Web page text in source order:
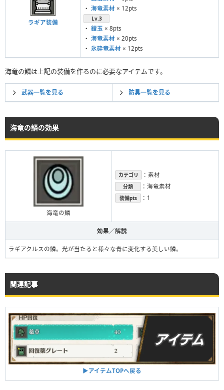
ラギア装備
・ 海竜素材 × 12pts
Lv.3
・ 鎧玉 × 8pts
・ 海竜素材 × 20pts
・ 氷砕竜素材 × 12pts
海竜の鱗は上記の装備を作るのに必要なアイテムです。
武器一覧を見る 防具一覧を見る
海竜の鱗の効果
海竜の鱗
カテゴリ ：素材
分類 ：海竜素材
装備pts ：1
効果／解説
ラギアクルスの鱗。光が当たると様々な青に変化する美しい鱗。
関連記事
▶︎アイテムTOPへ戻る